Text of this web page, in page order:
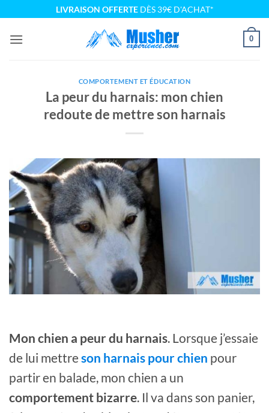
au
contenu
LIVRAISON OFFERTEDÈS 39€ D'ACHAT*
0
COMPORTEMENT ET ÉDUCATION
La peur du harnais: mon chien
redoute de mettre son harnais
Mon chien a peur du harnais. Lorsque j’essaie
de lui mettreson harnais pour chien pour
partir en balade, mon chien a un
comportement bizarre. Il va dans son panier,